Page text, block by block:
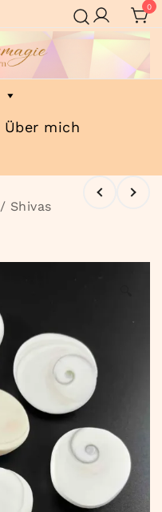
0
Über mich
/ Shivas